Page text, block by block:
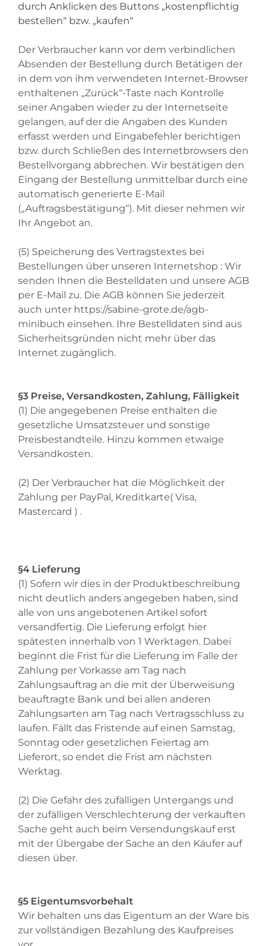
durch Anklicken des Buttons „kostenpflichtig
bestellen“ bzw. „kaufen“
Der Verbraucher kann vor dem verbindlichen
Absenden der Bestellung durch Betätigen der
in dem von ihm verwendeten Internet-Browser
enthaltenen „Zurück“-Taste nach Kontrolle
seiner Angaben wieder zu der Internetseite
gelangen, auf der die Angaben des Kunden
erfasst werden und Eingabefehler berichtigen
bzw. durch Schließen des Internetbrowsers den
Bestellvorgang abbrechen. Wir bestätigen den
Eingang der Bestellung unmittelbar durch eine
automatisch generierte E-Mail
(„Auftragsbestätigung“). Mit dieser nehmen wir
Ihr Angebot an.
(5) Speicherung des Vertragstextes bei
Bestellungen über unseren Internetshop : Wir
senden Ihnen die Bestelldaten und unsere AGB
per E-Mail zu. Die AGB können Sie jederzeit
auch unter https://sabine-grote.de/agb-
minibuch einsehen. Ihre Bestelldaten sind aus
Sicherheitsgründen nicht mehr über das
Internet zugänglich.
§3 Preise, Versandkosten, Zahlung, Fälligkeit
(1) Die angegebenen Preise enthalten die
gesetzliche Umsatzsteuer und sonstige
Preisbestandteile. Hinzu kommen etwaige
Versandkosten.
(2) Der Verbraucher hat die Möglichkeit der
Zahlung per PayPal, Kreditkarte( Visa,
Mastercard ) .
§4 Lieferung
(1) Sofern wir dies in der Produktbeschreibung
nicht deutlich anders angegeben haben, sind
alle von uns angebotenen Artikel sofort
versandfertig. Die Lieferung erfolgt hier
spätesten innerhalb von 1 Werktagen. Dabei
beginnt die Frist für die Lieferung im Falle der
Zahlung per Vorkasse am Tag nach
Zahlungsauftrag an die mit der Überweisung
beauftragte Bank und bei allen anderen
Zahlungsarten am Tag nach Vertragsschluss zu
laufen. Fällt das Fristende auf einen Samstag,
Sonntag oder gesetzlichen Feiertag am
Lieferort, so endet die Frist am nächsten
Werktag.
(2) Die Gefahr des zufälligen Untergangs und
der zufälligen Verschlechterung der verkauften
Sache geht auch beim Versendungskauf erst
mit der Übergabe der Sache an den Käufer auf
diesen über.
§5 Eigentumsvorbehalt
Wir behalten uns das Eigentum an der Ware bis
zur vollständigen Bezahlung des Kaufpreises